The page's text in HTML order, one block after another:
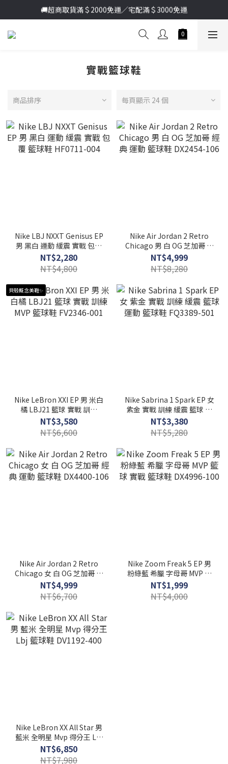
加入新會員送首購金＄100🔥點我註冊➞
🚚超商取貨滿＄2000免運／宅配滿＄3000免運
實戰籃球鞋
商品排序 每頁顯示 24 個
Nike LBJ NXXT Genisus EP
男 黑白 運動 緩震 實戰 包覆
籃球鞋 HF0711-004
NT$2,280
NT$4,800
Nike Air Jordan 2 Retro
Chicago 男 白 OG 芝加哥 經
典 運動 籃球鞋 DX2454-106
NT$4,999
NT$8,280
貝殼概念美鞋✨
Nike LeBron XXI EP 男 米白
橘 LBJ21 籃球 實戰 訓練
MVP 籃球鞋 FV2346-001
NT$3,580
NT$6,600
Nike Sabrina 1 Spark EP 女
紫金 實戰 訓練 緩震 籃球 運
動 籃球鞋 FQ3389-501
NT$3,380
NT$5,280
Nike Air Jordan 2 Retro
Chicago 女 白 OG 芝加哥 經
典 運動 籃球鞋 DX4400-106
NT$4,999
NT$6,700
Nike Zoom Freak 5 EP 男
粉綠藍 希臘 字母哥 MVP 籃
球 實戰 籃球鞋 DX4996-100
NT$1,999
NT$4,000
Nike LeBron XX All Star 男
藍米 全明星 Mvp 得分王 Lbj
籃球鞋 DV1192-400
NT$6,850
NT$7,980